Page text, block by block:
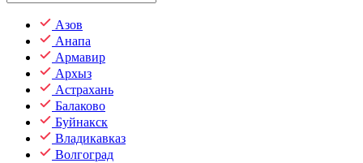
Азов
Анапа
Армавир
Архыз
Астрахань
Балаково
Буйнакск
Владикавказ
Волгоград